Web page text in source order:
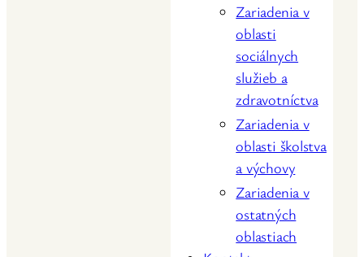
Zariadenia v
oblasti
sociálnych
služieb a
zdravotníctva
Zariadenia v
oblasti školstva
a výchovy
Zariadenia v
ostatných
oblastiach